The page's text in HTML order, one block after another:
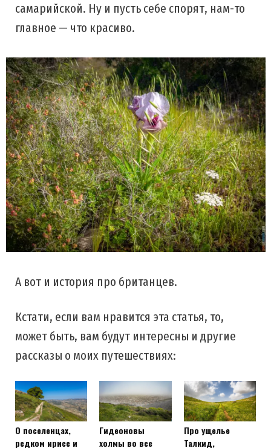
самарийской. Ну и пусть себе спорят, нам-то
главное — что красиво.
А вот и история про британцев.
Кстати, если вам нравится эта статья, то,
может быть, вам будут интересны и другие
рассказы о моих путешествиях:
О поселенцах,
редком ирисе и
Гидеоновы
холмы во все
Про ущелье
Талкид,